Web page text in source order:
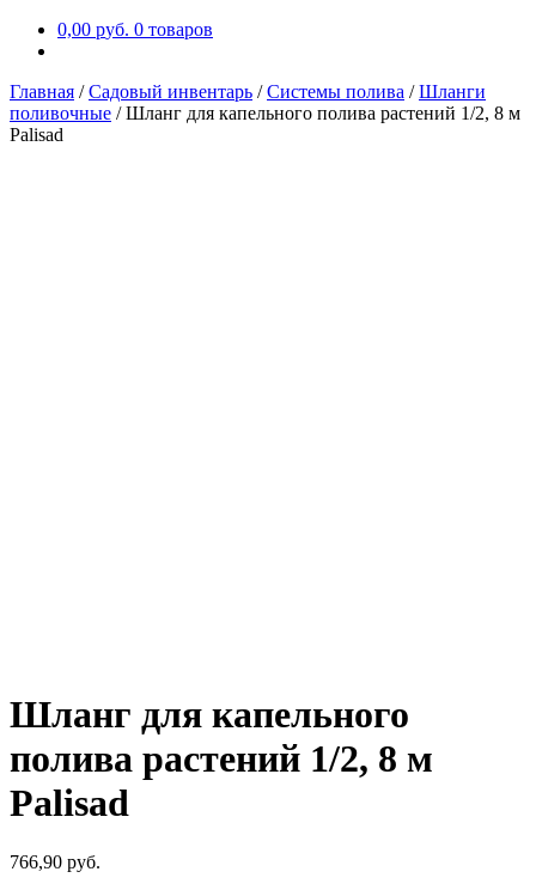
0,00 руб. 0 товаров
Главная /Садовый инвентарь /Системы полива /Шланги
поливочные /Шланг для капельного полива растений 1/2, 8 м
Palisad
Шланг для капельного
полива растений 1/2, 8 м
Palisad
766,90 руб.